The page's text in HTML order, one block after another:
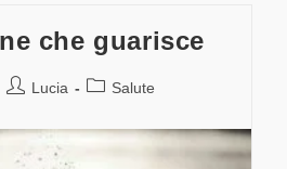
che guarisce
Lucia Salute